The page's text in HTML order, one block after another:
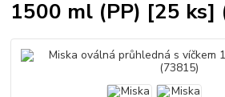
1500 ml (PP) [25 ks]